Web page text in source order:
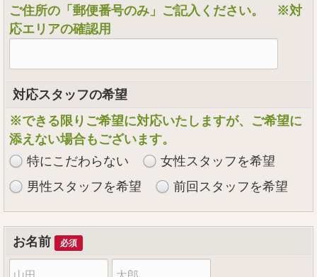
ご住所の「郵便番号のみ」ご記入ください。 ※対
応エリアの確認用
対応スタッフの希望
※できる限りご希望に対応いたしますが、ご希望に
添えない場合もございます。
特にこだわらない
女性スタッフを希望
男性スタッフを希望
前回スタッフを希望
お名前 必須
苗 名